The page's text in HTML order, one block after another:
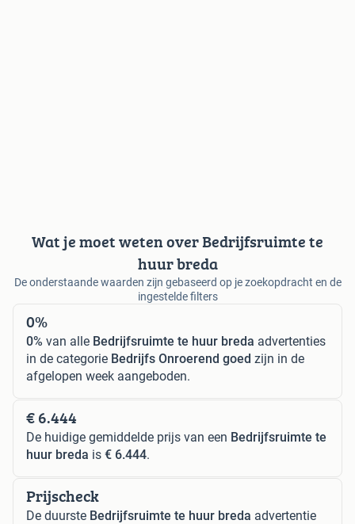
Wat je moet weten over Bedrijfsruimte te
huur breda
De onderstaande waarden zijn gebaseerd op je zoekopdracht en de
ingestelde filters
0%
0% van alle Bedrijfsruimte te huur breda advertenties
in de categorie Bedrijfs Onroerend goed zijn in de
afgelopen week aangeboden.
€ 6.444
De huidige gemiddelde prijs van een Bedrijfsruimte te
huur breda is € 6.444.
Prijscheck
De duurste Bedrijfsruimte te huur breda advertentie